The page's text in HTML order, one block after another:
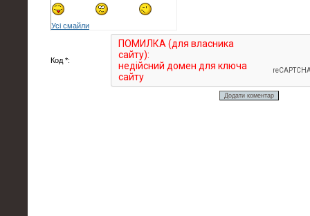
Усі смайли
Код *: